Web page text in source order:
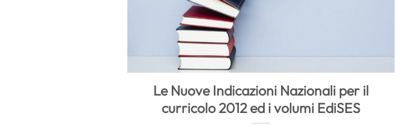
Le Nuove Indicazioni Nazionali per il
curricolo 2012 ed i volumi EdiSES